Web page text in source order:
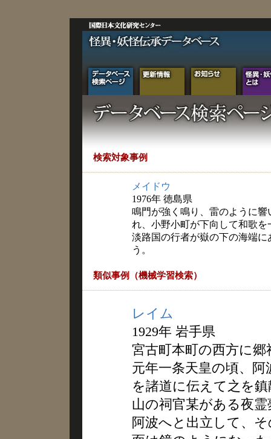
検索対象事例
メイドウ
1976年 徳島県
鳴門が強く鳴り、雷のように
れ、小野小町が下向して和歌
淡路国の行者が嶽の下の海端
う。
類似事例（機械学習検索）
レイム
1929年 岩手県
宮古町本町の西方に
元年一条天皇の頃、
を諸道に伝えて之を
山の祠官某がある夜
阿波へと出立して、